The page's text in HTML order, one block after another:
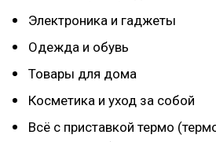
Электроника и гаджеты
Одежда и обувь
Товары для дома
Косметика и уход за собой
Всё с приставкой термо